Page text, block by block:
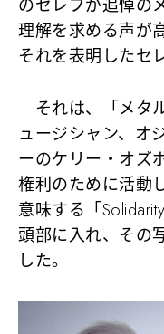
のセレブが追悼の
理解を求める声が
それを表明したセ
それは、「メタ
ュージシャン、オ
ーのケリー・オズ
権利のために活動
意味する「
頭部に入れ、その
した。